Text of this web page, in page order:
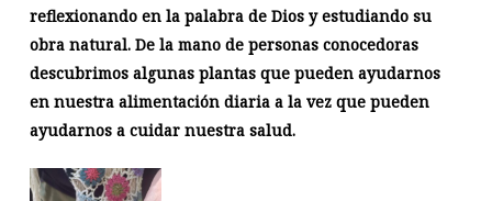
reflexionando en la palabra de Dios y estudiando su
obra natural. De la mano de personas conocedoras
descubrimos algunas plantas que pueden ayudarnos
en nuestra alimentación diaria a la vez que pueden
ayudarnos a cuidar nuestra salud.